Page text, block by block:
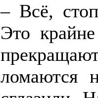
– Всё,
Это
ломаются